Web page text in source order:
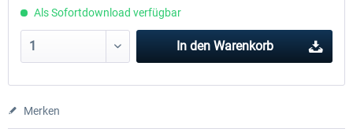
Als Sofortdownload verfügbar
In den Warenkorb
Merken